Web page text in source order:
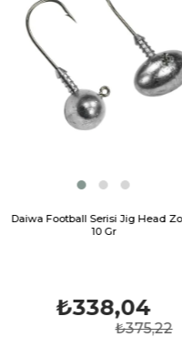
Football Serisi Jig Head Zoka
₺338,04
₺375,22